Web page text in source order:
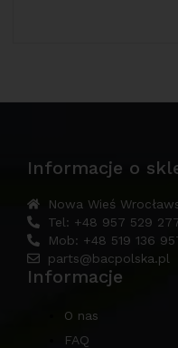
Informacje o
Nowa Wieś
Tel: +48 957 529
Mob: +48 519 136
parts@bacpolska.pl
Informacje
O nas
FAQ